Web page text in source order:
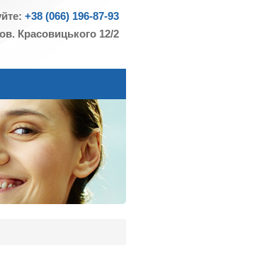
+38 (066) 196-87-93
Красовицького 12/2